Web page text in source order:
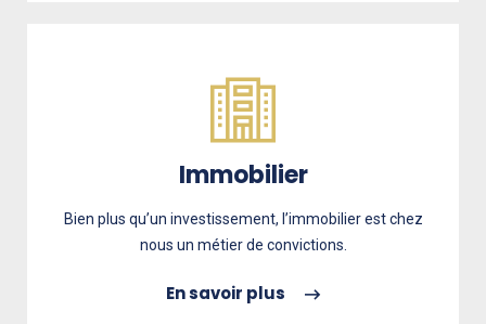
Immobilier
Bien plus qu’un investissement, l’immobilier est chez
nous un métier de convictions.
En savoir plus